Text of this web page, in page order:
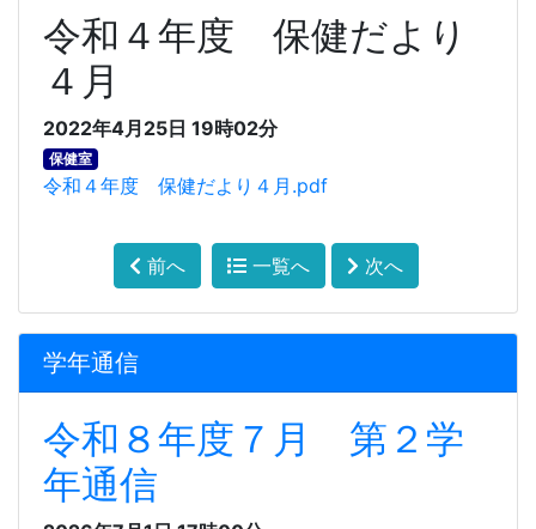
令和４年度 保健だより
４月
2022年4月25日 19時02分
保健室
令和４年度 保健だより４月.pdf
前へ 一覧へ 次へ
学年通信
令和８年度７月 第２学
年通信